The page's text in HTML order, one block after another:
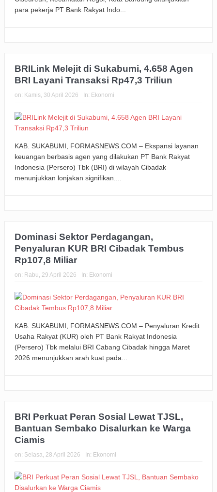
para pekerja PT Bank Rakyat Indo...
BRILink Melejit di Sukabumi, 4.658 Agen
BRI Layani Transaksi Rp47,3 Triliun
on: Kamis, 30 April 2026 In: Ekonomi
KAB. SUKABUMI, FORMASNEWS.COM – Ekspansi layanan
keuangan berbasis agen yang dilakukan PT Bank Rakyat
Indonesia (Persero) Tbk (BRI) di wilayah Cibadak
menunjukkan lonjakan signifikan....
Dominasi Sektor Perdagangan,
Penyaluran KUR BRI Cibadak Tembus
Rp107,8 Miliar
on: Rabu, 29 April 2026 In: Ekonomi
KAB. SUKABUMI, FORMASNEWS.COM – Penyaluran Kredit
Usaha Rakyat (KUR) oleh PT Bank Rakyat Indonesia
(Persero) Tbk melalui BRI Cabang Cibadak hingga Maret
2026 menunjukkan arah kuat pada...
BRI Perkuat Peran Sosial Lewat TJSL,
Bantuan Sembako Disalurkan ke Warga
Ciamis
on: Selasa, 28 April 2026 In: Ekonomi